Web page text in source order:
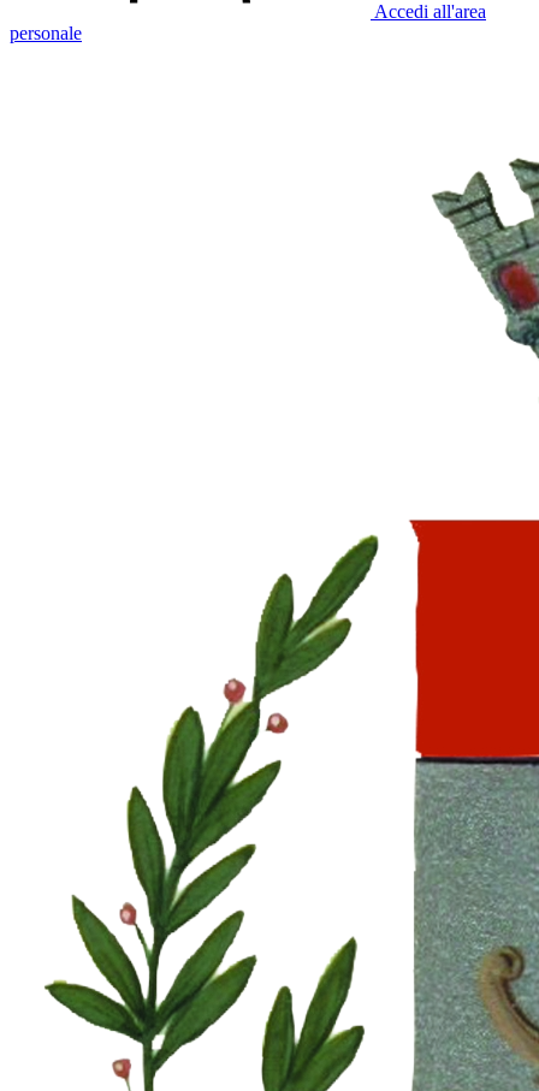
Accedi all'area
personale